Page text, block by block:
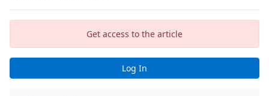
Get access to the article
Log In